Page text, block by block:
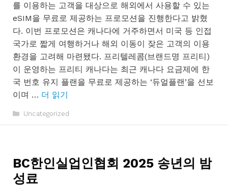
를 이용하는 고객을 대상으로 해외에서 사용할 수 있는
eSIM을 무료로 제공하는 프로모션을 진행한다고 밝혔
다. 이번 프로모션은 캐나다에 거주하면서 미국 등 인접
국가로 짧게 여행하거나 해외 이동이 잦은 고객의 이용
환경을 고려해 마련됐다. 프리텔레콤(브랜드명 프리티)
이 운영하는 프리티 캐나다는 최근 캐나다 요금제에 한
국 번호 유지 플랜을 무료로 제공하는 ‘듀얼플랜’을 선보
이며 … 더 읽기
카
Uncategorized
BC한인실업인협회 2025 송년의 밤
성료